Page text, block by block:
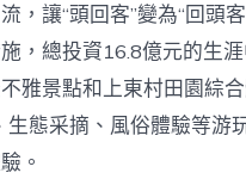
，讓“頭回客”變為“回頭
，總投資16.8億元的生
雅景點和上東村田園綜
生態采摘、風俗體驗等
。